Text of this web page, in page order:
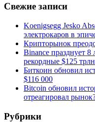
Свежие записи
Koenigsegg Jesko
электрокаров в
Крипторынок
Binance празднует 8
рекордные $125
Биткоин обновил
$116 000
Bitcoin обновил
отреагировал
Рубрики